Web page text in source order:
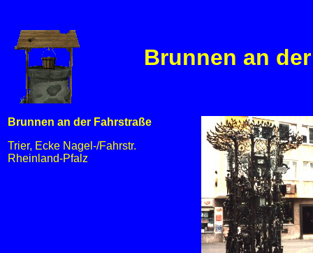
Brunnen an
Brunnen an der Fahrstraße
Trier, Ecke Nagel-/Fahrstr.
Rheinland-Pfalz